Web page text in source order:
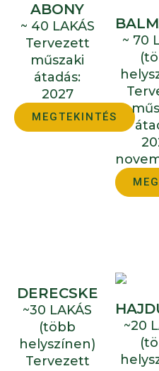
ABONY
~ 40 LAKÁS
Tervezett
műszaki
átadás:
2027
MEGTEKINTÉS
~ 70
DERECSKE
~30 LAKÁS
(több
helyszínen)
Tervezett
~20